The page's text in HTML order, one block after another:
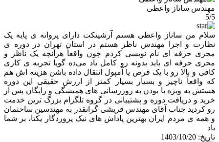
مهندس ساناز واعظی
5/5
سلام من ساناز واعظی هستم آرشیتکت دارای پروانه ی پایه یک
نظارت و اجرا مهندس ناظر هستم در استان تهران در دوره ی
مجری حرفه ای نام نویسی کردم چون واقعاً هرآنچه یک ناظر و
مجری حرفه ای باید بدونه رو کامل یاد می‌ده گویا تجربه ی کاری
کافی و بالا رو با یک قرص یا آمپول انتقال داده باشن هزینه اش هم
که واقعاً ناچیز و بسیار بسیار کمتر از ارزش حقیقی این دوره
هستش به ویژه با بودن به روزرسانی های همیشگی و رایگان پس از
خرید و دریافت دوره و پشتیبانی در گروه تلگرام بزرگ ترین خدمت
رو کردید جناب آقای مهندس قریشی گرانقدر به مهندسین ساختمان
و همه ی مردم ایران بهترین پاداش های نیک پروردگار یکتا، بر شما
باد
تاریخ: 1403/10/20